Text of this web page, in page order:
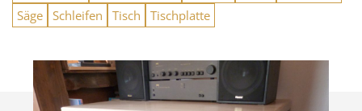
Säge Schleifen Tisch Tischplatte